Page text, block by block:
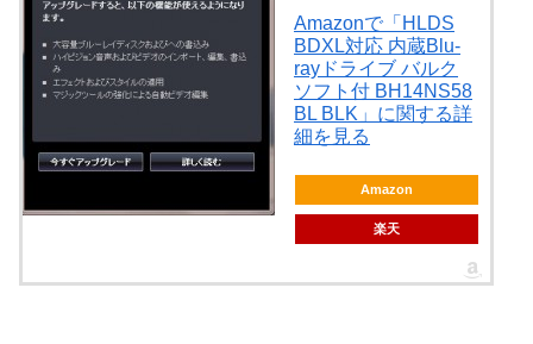
Amazonで「HLDS
BDXL対応 内蔵Blu-
rayドライブ バルク
ソフト付 BH14NS58
BL BLK」に関する詳
細を見る
Amazon
楽天